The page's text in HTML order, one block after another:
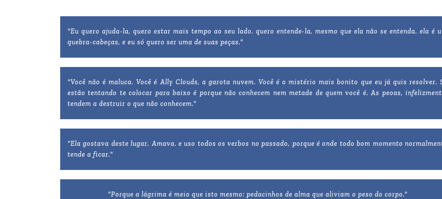
"Eu quero ajuda-la, quero estar mais tempo ao seu lado. quero entende-la, mesmo que ela não se entenda. ela é
quebra-cabeças, e eu só quero ser uma de suas peças."
"Você não é maluca. Você é Ally Clouds, a garota nuvem. Você é o mistério mais bonito que eu já quis resolver.
estão tentando te colocar para baixo é porque não conhecem nem metade de quem você é. As peoas,
tendem a destruir o que não conhecem."
"Ela gostava deste lugar. Amava. e uso todos os verbos no passado, porque é onde todo bom momento
tende a ficar."
"Porque a lágrima é meio que isto mesmo: pedacinhos de alma que aliviam o peso do corpo."